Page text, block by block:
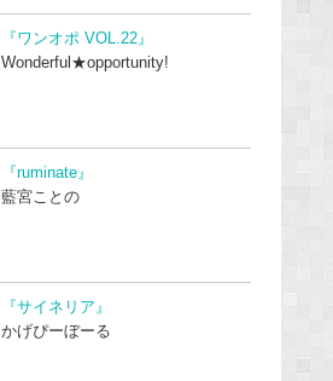
『ワンオポ VOL.22』
Wonderful★opportunity!
『ruminate』
藍宮ことの
『サイネリア』
かげぴーぼーる